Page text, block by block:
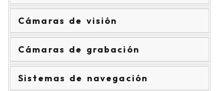
Cámaras de visión
Cámaras de grabación
Sistemas de navegación